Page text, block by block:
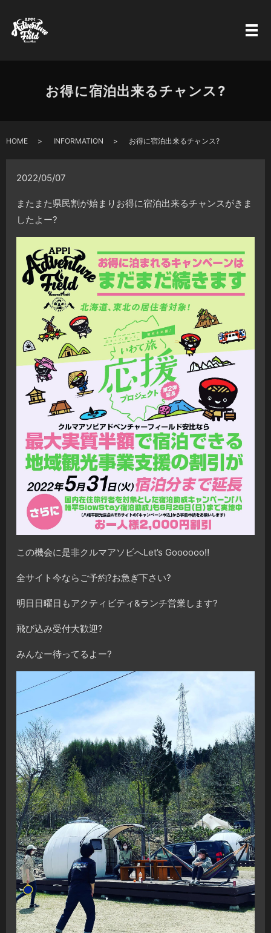
お得に宿泊出来るチャンス?
HOME INFORMATION お得に宿泊出来るチャンス?
2022/05/07
またまた県民割が始まりお得に宿泊出来るチャンスがきま
したよー?
この機会に是非クルマアソビへLet’s Goooooo‼️
全サイト今ならご予約?お急ぎ下さい?
明日日曜日もアクティビティ&ランチ営業します?
飛び込み受付大歓迎?
みんなー待ってるよー?